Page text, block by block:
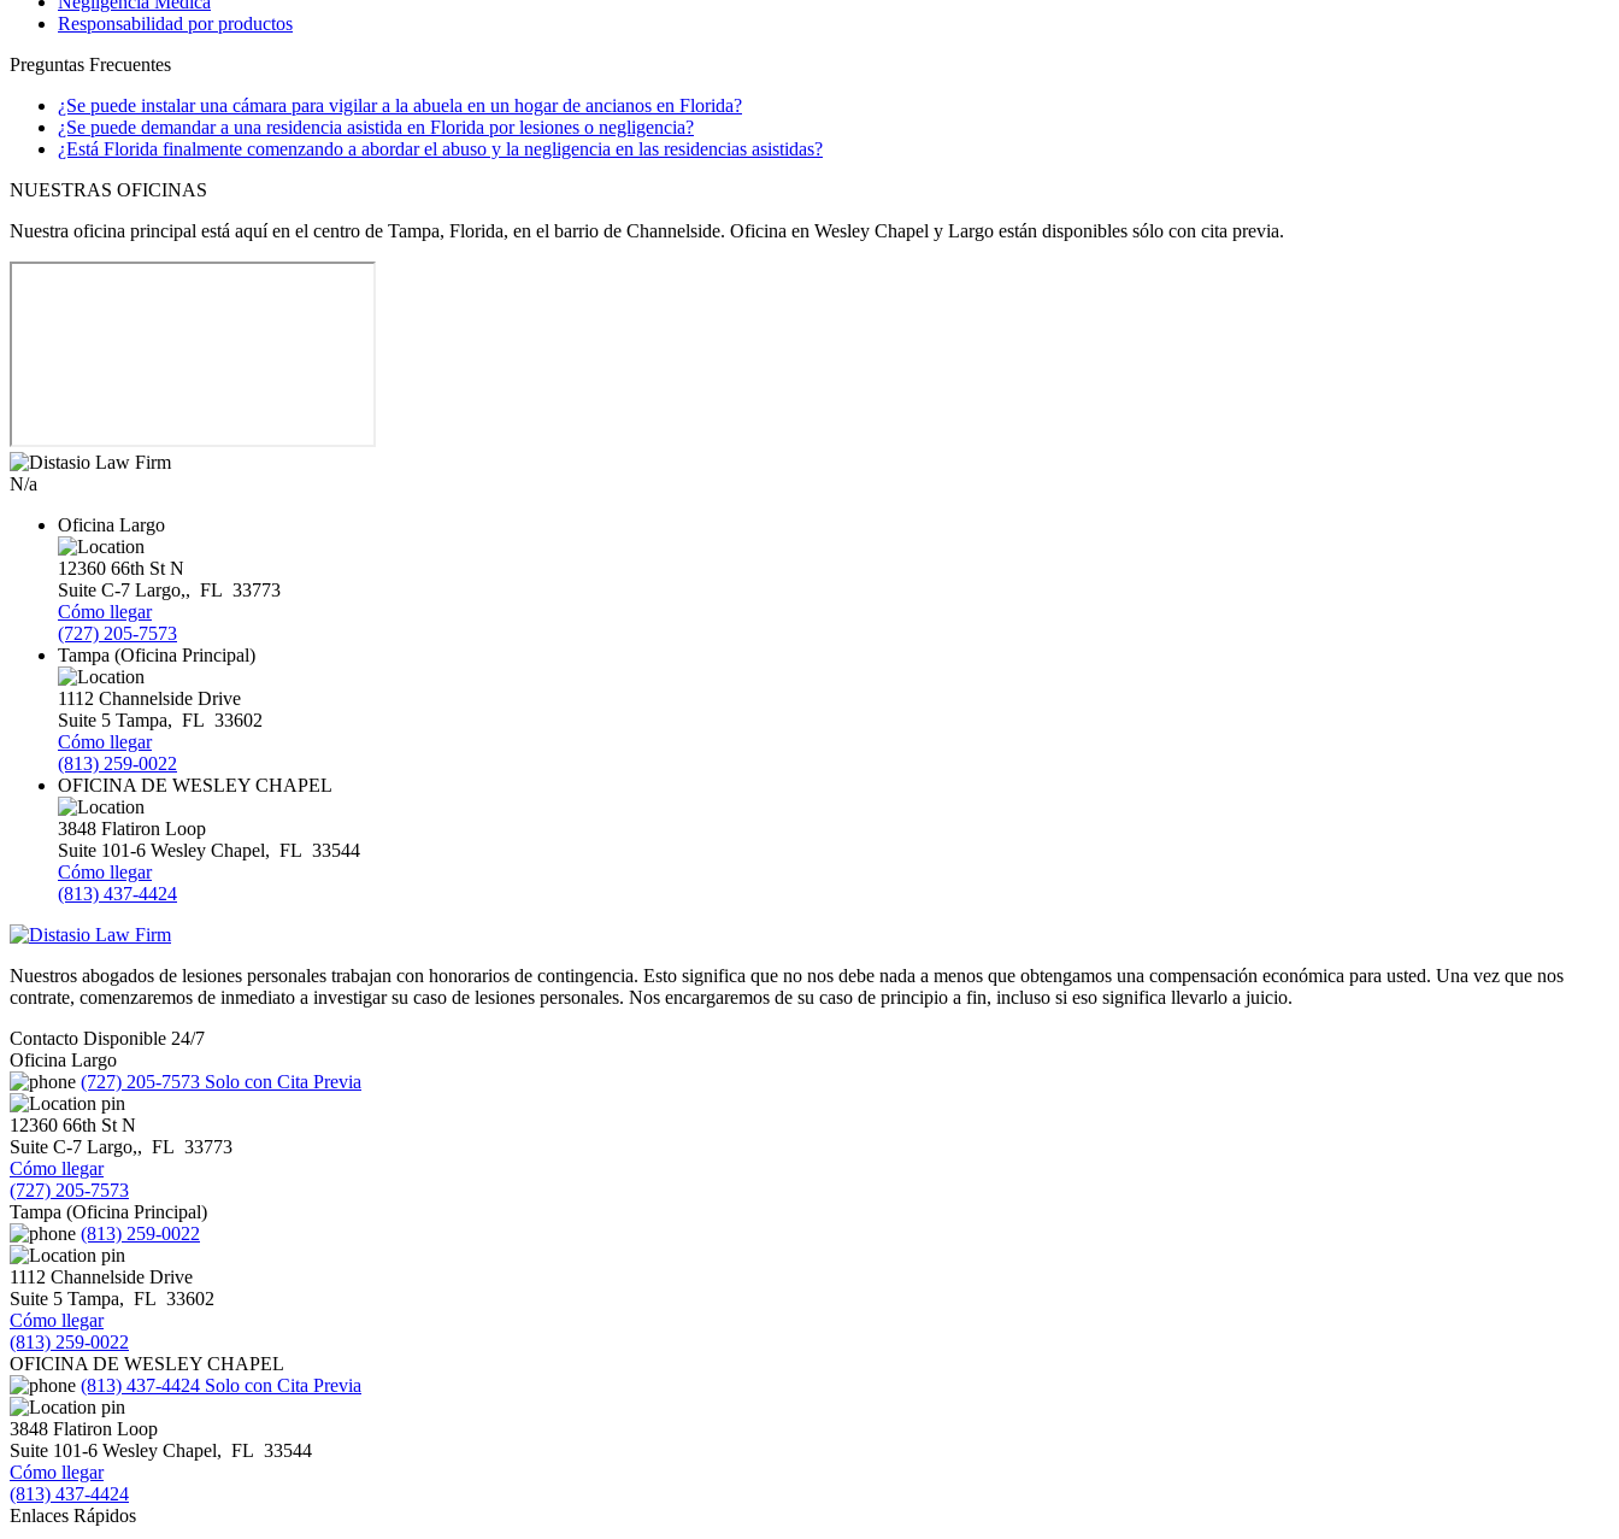
Responsabilidad por productos
Preguntas Frecuentes
¿Se puede instalar una cámara para vigilar a la abuela en un hogar de ancianos en Florida?
¿Se puede demandar a una residencia asistida en Florida por lesiones o negligencia?
¿Está Florida finalmente comenzando a abordar el abuso y la negligencia en las residencias asistidas?
NUESTRAS OFICINAS
Nuestra oficina principal está aquí en el centro de Tampa, Florida, en el barrio de Channelside. Oficina en Wesley Chapel y Largo están disponibles sólo con cita previa.
N/a
Oficina Largo
12360 66th St N
Suite C-7 Largo,, FL 33773
Cómo llegar
(727) 205-7573
Tampa (Oficina Principal)
1112 Channelside Drive
Suite 5 Tampa, FL 33602
Cómo llegar
(813) 259-0022
OFICINA DE WESLEY CHAPEL
3848 Flatiron Loop
Suite 101-6 Wesley Chapel, FL 33544
Cómo llegar
(813) 437-4424
Nuestros abogados de lesiones personales trabajan con honorarios de contingencia. Esto significa que no nos debe nada a menos que obtengamos una compensación económica para usted. Una vez que nos
contrate, comenzaremos de inmediato a investigar su caso de lesiones personales. Nos encargaremos de su caso de principio a fin, incluso si eso significa llevarlo a juicio.
Contacto Disponible 24/7
Oficina Largo
(727) 205-7573 Solo con Cita Previa
12360 66th St N
Suite C-7 Largo,, FL 33773
Cómo llegar
(727) 205-7573
Tampa (Oficina Principal)
(813) 259-0022
1112 Channelside Drive
Suite 5 Tampa, FL 33602
Cómo llegar
(813) 259-0022
OFICINA DE WESLEY CHAPEL
(813) 437-4424 Solo con Cita Previa
3848 Flatiron Loop
Suite 101-6 Wesley Chapel, FL 33544
Cómo llegar
(813) 437-4424
Enlaces Rápidos